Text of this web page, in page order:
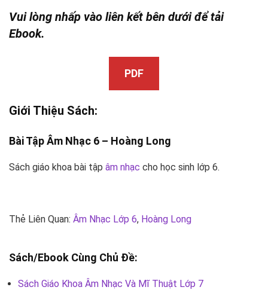
Vui lòng nhấp vào liên kết bên dưới để tải
Ebook.
PDF
Giới Thiệu Sách:
Bài TậpÂm Nhạc 6 – Hoàng Long
Sách giáo khoa bài tập âm nhạc cho học sinh lớp 6.
Thẻ Liên Quan: Âm Nhạc Lớp 6, Hoàng Long
Sách/Ebook Cùng Chủ Đề:
Sách Giáo Khoa Âm Nhạc Và Mĩ Thuật Lớp 7